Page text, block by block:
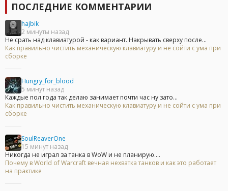
ПОСЛЕДНИЕ КОММЕНТАРИИ
hajbik
2 минуты назад
Не срать над клавиатурой - как вариант. Накрывать сверху после...
Как правильно чистить механическую клавиатуру и не сойти с ума при
сборке
Hungry_for_blood
5 минут назад
Каждые пол года так делаю занимает почти час ну зато...
Как правильно чистить механическую клавиатуру и не сойти с ума при
сборке
SoulReaverOne
15 минут назад
Никогда не играл за танка в WoW и не планирую....
Почему в World of Warcraft вечная нехватка танков и как это работает
на практике